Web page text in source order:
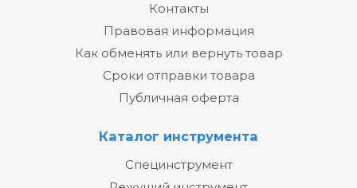
Контакты
Правовая информация
Как обменять или вернуть товар
Сроки отправки товара
Публичная оферта
Каталог инструмента
Специнструмент